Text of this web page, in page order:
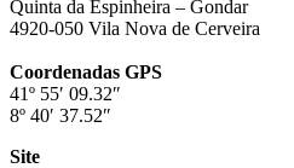
Quinta da Espinheira – Gondar
4920-050 Vila Nova de Cerveira
Coordenadas GPS
41º 55′ 09.32″
8º 40′ 37.52″
Site